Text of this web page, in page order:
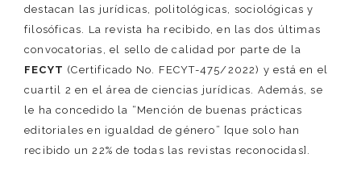
destacan las jurídicas, politológicas, sociológicas y
filosóficas. La revista ha recibido, en las dos últimas
convocatorias, el sello de calidad por parte de la
FECYT (Certificado No. FECYT-475/2022) y está en el
cuartil 2 en el área de ciencias jurídicas. Además, se
le ha concedido la “Mención de buenas prácticas
editoriales en igualdad de género” [que solo han
recibido un 22% de todas las revistas reconocidas].